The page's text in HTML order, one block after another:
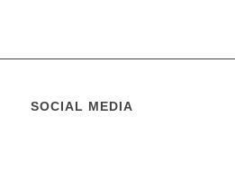
SOCIAL MEDIA